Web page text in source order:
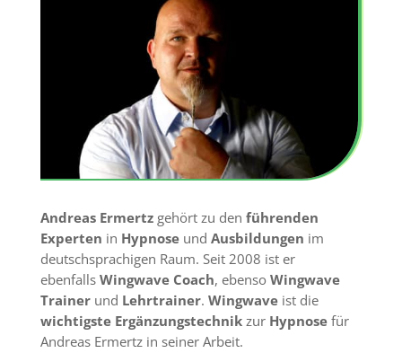
Andreas Ermertzgehört zu den führenden
Experten in Hypnoseund Ausbildungen im
deutschsprachigen Raum. Seit 2008 ist er
ebenfallsWingwaveCoach, ebensoWingwave
Trainerund Lehrtrainer. Wingwaveist die
wichtigste Ergänzungstechnikzur Hypnosefür
Andreas Ermertzin seiner Arbeit.